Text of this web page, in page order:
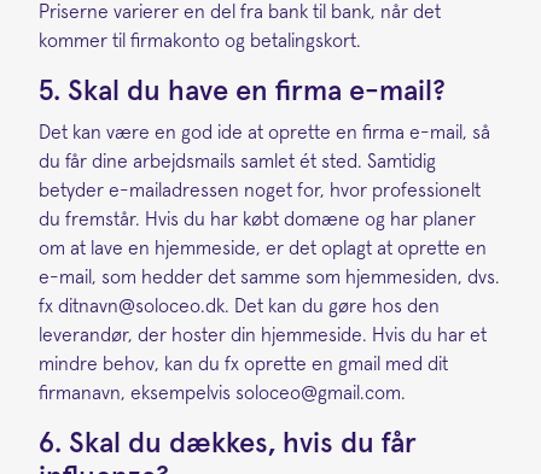
Priserne varierer en del fra bank til bank, når det
kommer til firmakonto og betalingskort.
5. Skal du have en firma e-mail?
Det kan være en god ide at oprette en firma e-mail, så
du får dine arbejdsmails samlet ét sted. Samtidig
betyder e-mailadressen noget for, hvor professionelt
du fremstår. Hvis du har købt domæne og har planer
om at lave en hjemmeside, er det oplagt at oprette en
e-mail, som hedder det samme som hjemmesiden, dvs.
fx ditnavn@soloceo.dk. Det kan du gøre hos den
leverandør, der hoster din hjemmeside. Hvis du har et
mindre behov, kan du fx oprette en gmail med dit
firmanavn, eksempelvis soloceo@gmail.com.
6. Skal du dækkes, hvis du får